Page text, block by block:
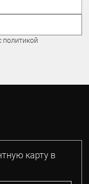
политикой
карту в